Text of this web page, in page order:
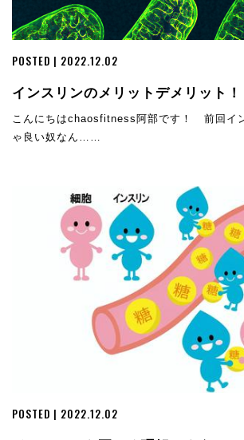
POSTED | 2022.12.02
インスリンのメリットデメリット！
こんにちはchaosfitness阿部です！ 前回イ
ゃ良い奴なん……
POSTED | 2022.12.02